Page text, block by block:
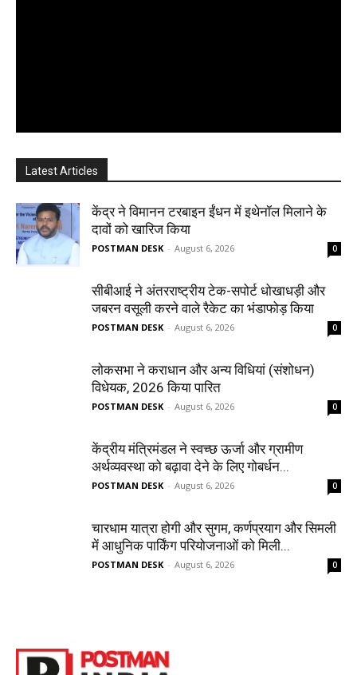
Latest Articles
केंद्र ने विमानन टरबाइन ईंधन में इथेनॉल मिलाने के
दावों को खारिज किया
POSTMAN DESK - August 6, 2026 0
सीबीआई ने अंतरराष्ट्रीय टेक-सपोर्ट धोखाधड़ी और
जबरन वसूली करने वाले रैकेट का भंडाफोड़ किया
POSTMAN DESK - August 6, 2026 0
लोकसभा ने कराधान और अन्य विधियां (संशोधन)
विधेयक, 2026 किया पारित
POSTMAN DESK - August 6, 2026 0
केंद्रीय मंत्रिमंडल ने स्वच्छ ऊर्जा और ग्रामीण
अर्थव्यवस्था को बढ़ावा देने के लिए गोबर्धन...
POSTMAN DESK - August 6, 2026 0
चारधाम यात्रा होगी और सुगम, कर्णप्रयाग और सिमली
में आधुनिक पार्किंग परियोजनाओं को मिली...
POSTMAN DESK - August 6, 2026 0